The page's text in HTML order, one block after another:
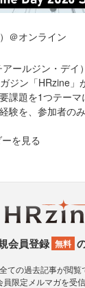
＠オンライン
ールジン・デイ
ジン「HRzine」
課題を1つテー
験を、参加者の
を見る
会員登録 無料
全ての過去記事が閲覧
員限定メルマガを受